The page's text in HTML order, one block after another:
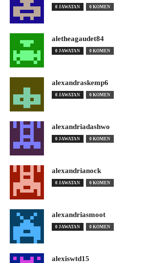
0 JAWATAN 0 KOMEN
aletheagaudet84
0 JAWATAN 0 KOMEN
alexandraskemp6
0 JAWATAN 0 KOMEN
alexandriadashwo
0 JAWATAN 0 KOMEN
alexandrianock
0 JAWATAN 0 KOMEN
alexandriasmoot
0 JAWATAN 0 KOMEN
alexiswtd15